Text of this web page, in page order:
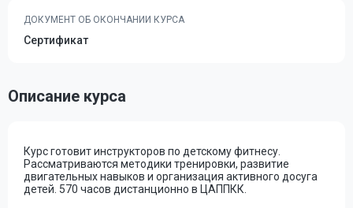
ДОКУМЕНТ ОБ ОКОНЧАНИИ КУРСА
Сертификат
Описание курса
Курс готовит инструкторов по детскому фитнесу.
Рассматриваются методики тренировки, развитие
двигательных навыков и организация активного досуга
детей. 570 часов дистанционно в ЦАППКК.